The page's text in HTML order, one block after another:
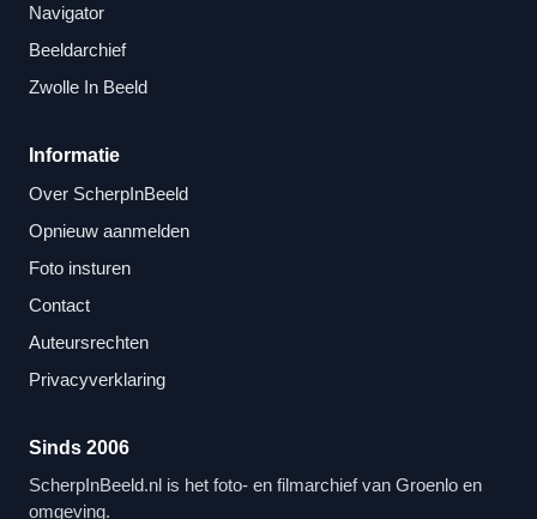
Navigator
Beeldarchief
Zwolle In Beeld
Informatie
Over ScherpInBeeld
Opnieuw aanmelden
Foto insturen
Contact
Auteursrechten
Privacyverklaring
Sinds 2006
ScherpInBeeld.nl is het foto- en filmarchief van Groenlo en
omgeving.